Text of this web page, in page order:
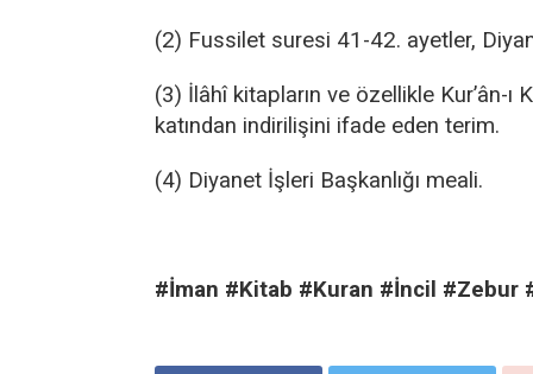
(2) Fussilet suresi 41-42. ayetler,
(3) İlâhî kitapların ve özellikle Kur’ân-ı
katından indirilişini ifade eden terim.
(4) Diyanet İşleri Başkanlığı meali.
#İman #Kitab #Kuran #İncil #Zebur